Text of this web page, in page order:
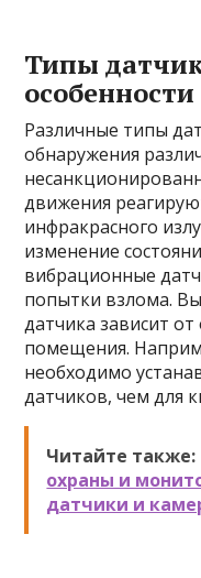
Типы
особенности
Различные типы
обнаружения
движения
инфракрасного
изменение
вибрационные
попытки взлома.
датчика зависит
помещения.
необходимо
датчиков, чем для
Читайте также:
охраны и
датчики и